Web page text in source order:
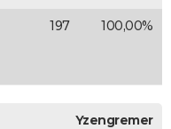
197 100,00%
Yzengremer